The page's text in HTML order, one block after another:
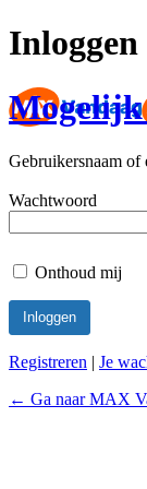
Inloggen
Mogelijk
Gebruikersnaam of
Wachtwoord
Onthoud mij
Registreren | Je
← Ga naar MAX